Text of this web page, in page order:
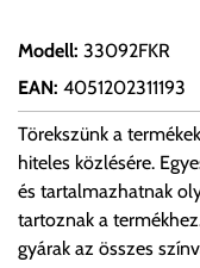
Modell: 33092FKR
EAN: 4051202311193
Törekszünk a
hiteles közlésére.
és tartalmazhatnak
tartoznak a
gyárak az összes